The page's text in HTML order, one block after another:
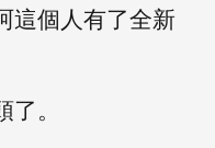
這個人有了全新
。